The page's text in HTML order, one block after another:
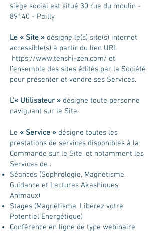
siège social est situé 30 rue du moulin -
89140 - Pailly
Le « Site » désigne le(s) site(s) internet
accessible(s) à partir du lien URL
https://www.tenshi-zen.com/ et
l’ensemble des sites édités par la Société
pour présenter et vendre ses Services.
L’« Utilisateur » désigne toute personne
naviguant sur le Site.
Le « Service » désigne toutes les
prestations de services disponibles à la
Commande sur le Site, et notamment les
Services de :
Séances (Sophrologie, Magnétisme,
Guidance et Lectures Akashiques,
Animaux)
Stages (Magnétisme, Libérez votre
Potentiel Energétique)
Conférence en ligne de type webinaire